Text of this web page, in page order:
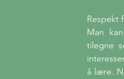
Respekt
Man
tilegne
å lære.